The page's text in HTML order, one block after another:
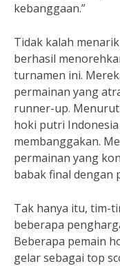
kebanggaan.”
Tidak kalah
berhasil
turnamen ini.
permainan yang
runner-up.
hoki putri
membanggakan.
permainan yang
babak final dengan
Tak hanya itu, tim-
beberapa
Beberapa pemain
gelar sebagai top